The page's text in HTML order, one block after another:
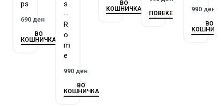
ps
690 ден
ВО
КОШНИЧКА
s
–
R
o
m
e
990 ден
ВО
КОШНИЧКА
ВО
КОШНИЧКА
ПОВЕЌЕ
990 ден
ВО